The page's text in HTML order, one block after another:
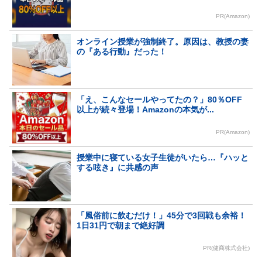
PR(Amazon)
オンライン授業が強制終了。原因は、教授の妻
の『ある行動』だった！
「え、こんなセールやってたの？」80％OFF
以上が続々登場！Amazonの本気が...
PR(Amazon)
授業中に寝ている女子生徒がいたら…『ハッと
する呟き』に共感の声
「風俗前に飲むだけ！」45分で3回戦も余裕！
1日31円で朝まで絶好調
PR(健商株式会社)